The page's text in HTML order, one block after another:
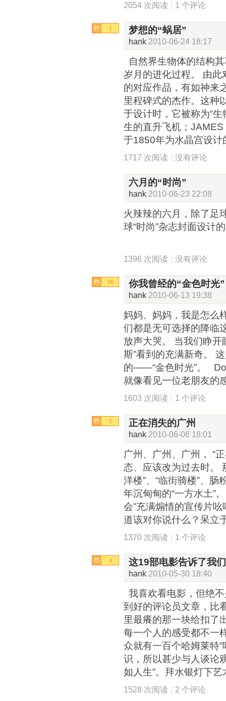
2054 次阅读 | 1 个评论
1 梦想的“蜗居”
hank 2010-06-24 18:17
自然界生物体的结构
岁月的进化过程。 由
的对应作品，有如神来
里程碑式的杰作。这种
于设计时，它被称为“
生的直升飞机；
于1850年为水晶宫设计
1717 次阅读 | 没有评论
六月的“时尚”
hank 2010-06-23 22:08
火辣辣的六月，除了足
球“时尚”杂志封面设
1396 次阅读 | 没有评论
56 你我曾经的“金色时光”
hank 2010-06-13 19:38
妈妈、妈妈，我是怎么
们都是无可选择的降临
放声大哭。 当我们睁开
斯”看到的充满新奇。
的——“金色时光”。
就像看见一位老朋友的
1603 次阅读 | 1 个评论
2 正在消失的广州
hank 2010-06-06 18:01
广州、广州、广州， “
态、应该改为过去时。
洋楼”、“临街骑楼”、
年沉甸甸的“一方水土”
会”充满煽情的宣传片
道该对你说什么？呆立
1370 次阅读 | 1 个评论
4 这19部电影告诉了我
hank 2010-05-30 18:40
我喜欢看电影，但绝
到好的评论员文章，比
里最癢的那一块给扣了
每一个人的感受都不一
众就有一百个哈姆莱特
识，所以甚少与人谈论
如人生”。拜水银灯下艺
1528 次阅读 | 2 个评论